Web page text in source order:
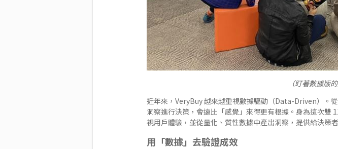
（盯著數據版
近年來，VeryBuy 越來越重視數據驅動（Data-Driven）。
洞察進行決策，會遠比「感覺」來得更有根據。身為這次雙
視用戶體驗，並從量化、質性數據中產出洞察，提供給決策
用「數據」去驗證成效